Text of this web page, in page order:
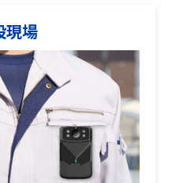
現場